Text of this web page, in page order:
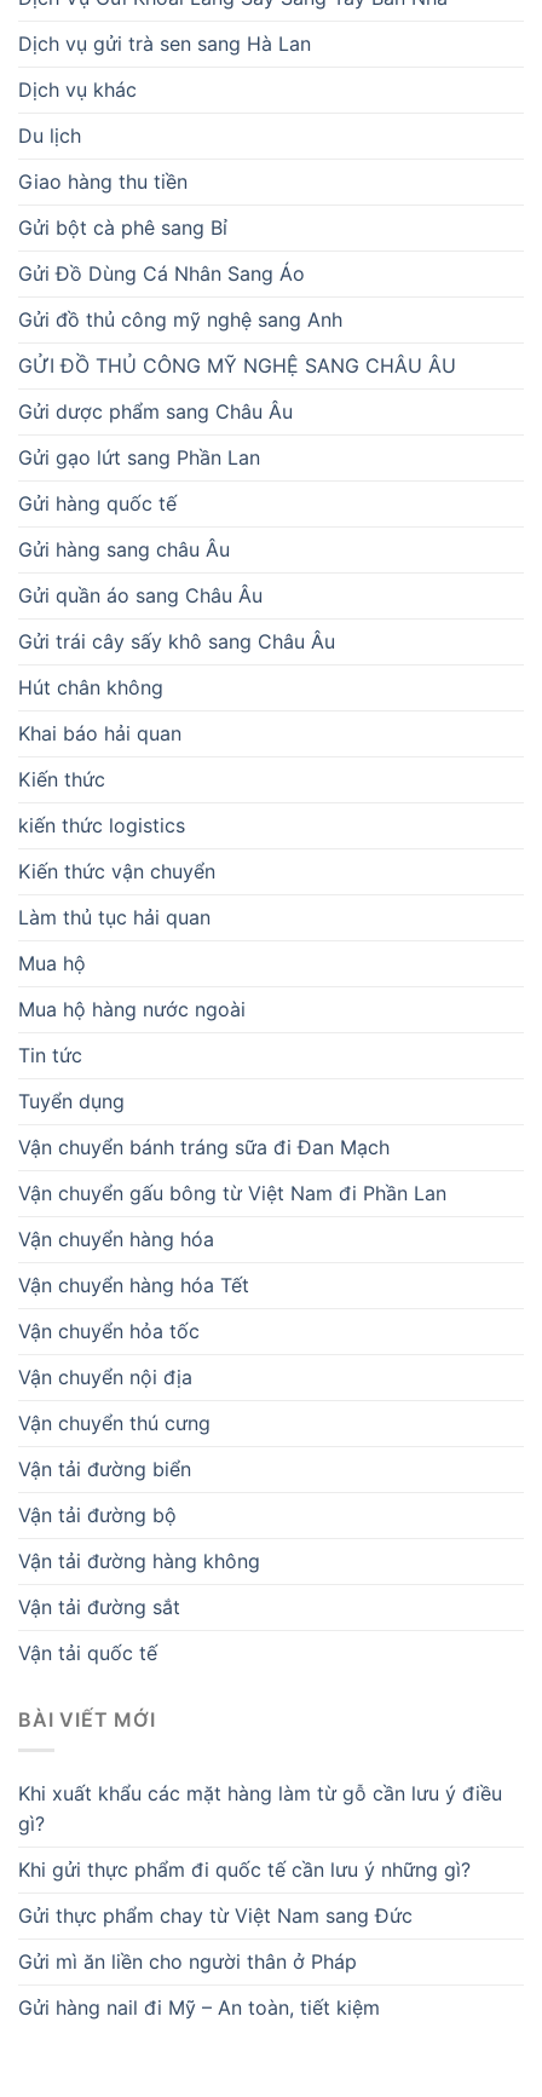
Dịch vụ gửi trà sen sang Hà Lan
Dịch vụ khác
Du lịch
Giao hàng thu tiền
Gửi bột cà phê sang Bỉ
Gửi Đồ Dùng Cá Nhân Sang Áo
Gửi đồ thủ công mỹ nghệ sang Anh
GỬI ĐỒ THỦ CÔNG MỸ NGHỆ SANG CHÂU ÂU
Gửi dược phẩm sang Châu Âu
Gửi gạo lứt sang Phần Lan
Gửi hàng quốc tế
Gửi hàng sang châu Âu
Gửi quần áo sang Châu Âu
Gửi trái cây sấy khô sang Châu Âu
Hút chân không
Khai báo hải quan
Kiến thức
kiến thức logistics
Kiến thức vận chuyển
Làm thủ tục hải quan
Mua hộ
Mua hộ hàng nước ngoài
Tin tức
Tuyển dụng
Vận chuyển bánh tráng sữa đi Đan Mạch
Vận chuyển gấu bông từ Việt Nam đi Phần Lan
Vận chuyển hàng hóa
Vận chuyển hàng hóa Tết
Vận chuyển hỏa tốc
Vận chuyển nội địa
Vận chuyển thú cưng
Vận tải đường biển
Vận tải đường bộ
Vận tải đường hàng không
Vận tải đường sắt
Vận tải quốc tế
BÀI VIẾT MỚI
Khi xuất khẩu các mặt hàng làm từ gỗ cần lưu ý điều
gì?
Khi gửi thực phẩm đi quốc tế cần lưu ý những gì?
Gửi thực phẩm chay từ Việt Nam sang Đức
Gửi mì ăn liền cho người thân ở Pháp
Gửi hàng nail đi Mỹ – An toàn, tiết kiệm